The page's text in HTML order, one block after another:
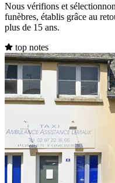
Nous vérifions et
funèbres, établis grâce au
plus de 15 ans.
top notes